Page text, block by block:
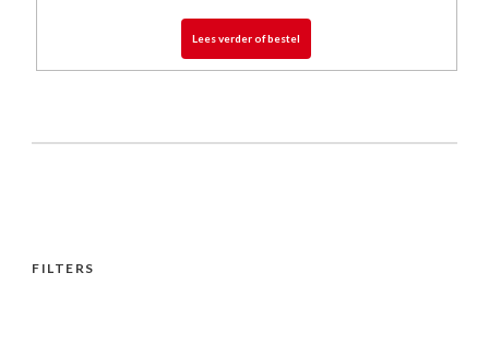
Lees verder of bestel
FILTERS